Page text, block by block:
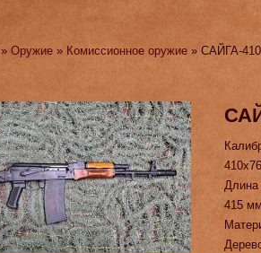
»Оружие » Комиссионное оружие » САЙГА-
410х76
415